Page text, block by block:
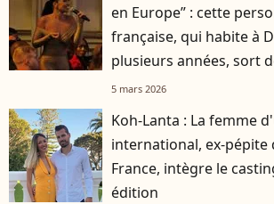
en Europe” : cette
française, qui habite à
plusieurs années, sort
5 mars 2026
Koh-Lanta : La femme
international, ex-pépite
France, intègre le
édition